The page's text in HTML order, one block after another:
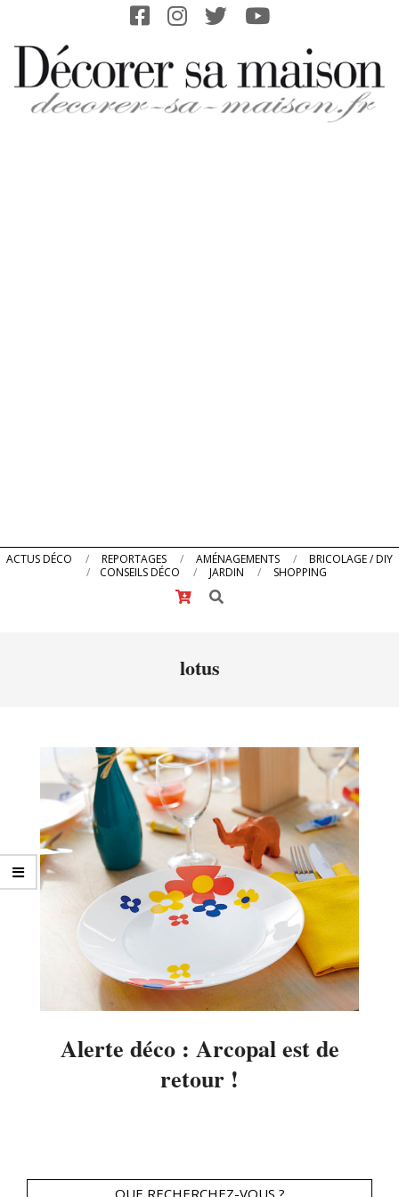
content
Primary
ACTUS DÉCO REPORTAGES AMÉNAGEMENTS
BRICOLAGE / DIY
CONSEILS DÉCO
JARDIN
SHOPPING
Search
lotus
Alerte déco : Arcopal est de
retour !